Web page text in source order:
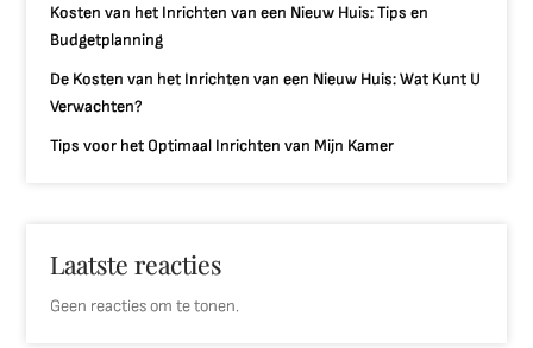
Kosten van het Inrichten van een Nieuw Huis: Tips en
Budgetplanning
De Kosten van het Inrichten van een Nieuw Huis: Wat Kunt U
Verwachten?
Tips voor het Optimaal Inrichten van Mijn Kamer
Laatste reacties
Geen reacties om te tonen.